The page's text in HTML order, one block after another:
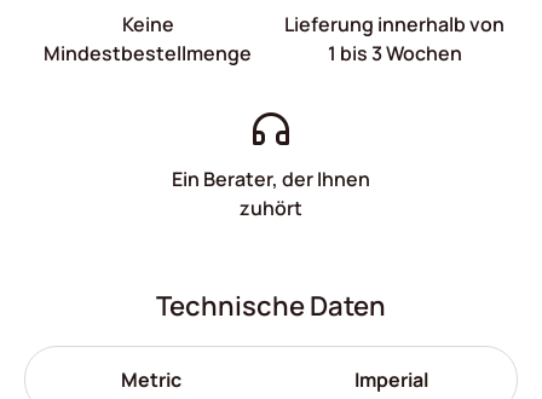
Keine
Mindestbestellmenge
Lieferung innerhalb von
1 bis 3 Wochen
Ein Berater, der Ihnen
zuhört
Technische Daten
Metric Imperial